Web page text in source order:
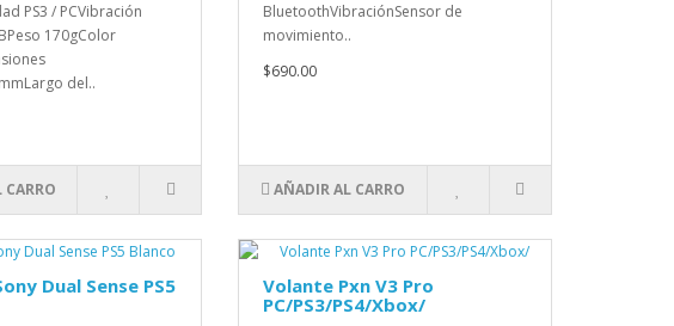
PS3 / PCVibración
170gColor
del..
BluetoothVibraciónSensor de
movimiento..
$690.00
AÑADIR AL CARRO
Dual Sense PS5
Volante Pxn V3 Pro
PC/PS3/PS4/Xbox/